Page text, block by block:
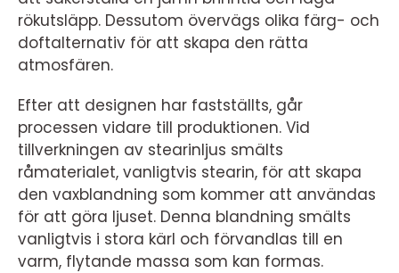
rökutsläpp. Dessutom övervägs olika färg- och
doftalternativ för att skapa den rätta
atmosfären.
Efter att designen har fastställts, går
processen vidare till produktionen. Vid
tillverkningen av stearinljus smälts
råmaterialet, vanligtvis stearin, för att skapa
den vaxblandning som kommer att användas
för att göra ljuset. Denna blandning smälts
vanligtvis i stora kärl och förvandlas till en
varm, flytande massa som kan formas.